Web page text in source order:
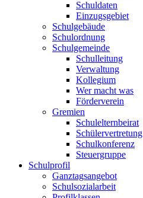
Schuldaten
Einzugsgebiet
Schulgebäude
Schulordnung
Schulgemeinde
Schulleitung
Verwaltung
Kollegium
Wer macht was
Förderverein
Gremien
Schulelternbeirat
Schülervertretung
Schulkonferenz
Steuergruppe
Schulprofil
Ganztagsangebot
Schulsozialarbeit